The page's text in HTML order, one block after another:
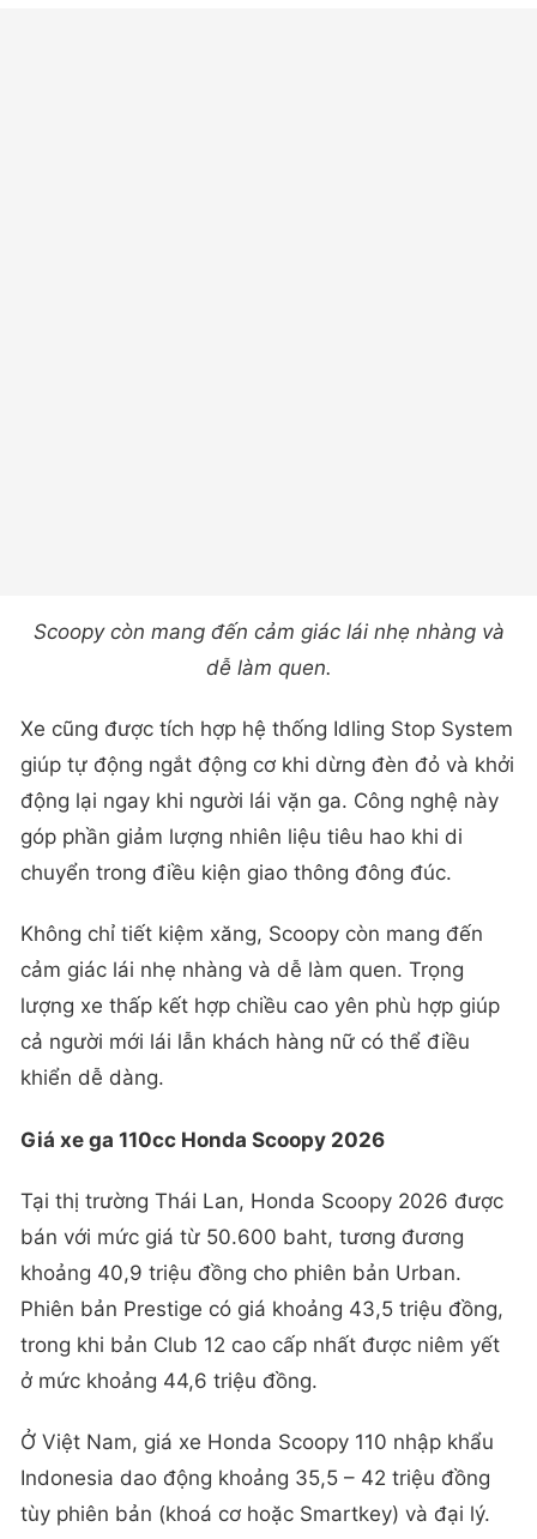
Scoopy còn mang đến cảm giác lái nhẹ nhàng và
dễ làm quen.
Xe cũng được tích hợp hệ thống Idling Stop System
giúp tự động ngắt động cơ khi dừng đèn đỏ và khởi
động lại ngay khi người lái vặn ga. Công nghệ này
góp phần giảm lượng nhiên liệu tiêu hao khi di
chuyển trong điều kiện giao thông đông đúc.
Không chỉ tiết kiệm xăng, Scoopy còn mang đến
cảm giác lái nhẹ nhàng và dễ làm quen. Trọng
lượng xe thấp kết hợp chiều cao yên phù hợp giúp
cả người mới lái lẫn khách hàng nữ có thể điều
khiển dễ dàng.
Giá xe ga 110cc Honda Scoopy 2026
Tại thị trường Thái Lan, Honda Scoopy 2026 được
bán với mức giá từ 50.600 baht, tương đương
khoảng 40,9 triệu đồng cho phiên bản Urban.
Phiên bản Prestige có giá khoảng 43,5 triệu đồng,
trong khi bản Club 12 cao cấp nhất được niêm yết
ở mức khoảng 44,6 triệu đồng.
Ở Việt Nam, giá xe Honda Scoopy 110 nhập khẩu
Indonesia dao động khoảng 35,5 – 42 triệu đồng
tùy phiên bản (khoá cơ hoặc Smartkey) và đại lý.